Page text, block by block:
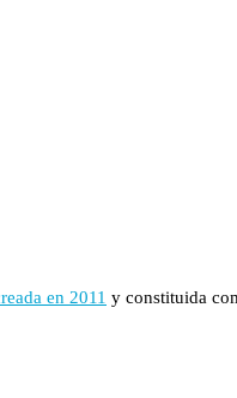
en 2011 y constituida